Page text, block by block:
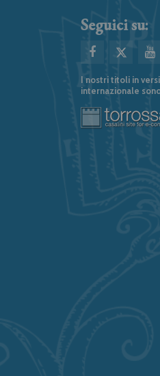
Seguici su:
I nostri titoli in
internazionale